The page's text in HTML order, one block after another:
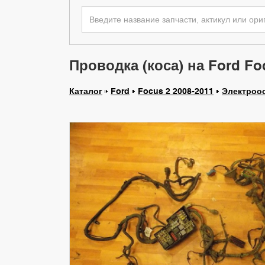
Проводка (коса) на Ford
Каталог Ford Focus 2 2008-2011